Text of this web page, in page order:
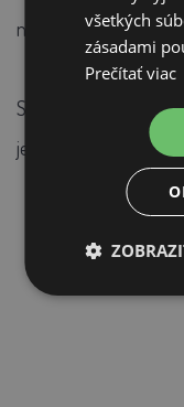
návod na obsluhu
Spolu so sadou
jednoduchú montáž
všetkých
zásadami
Prečítať viac